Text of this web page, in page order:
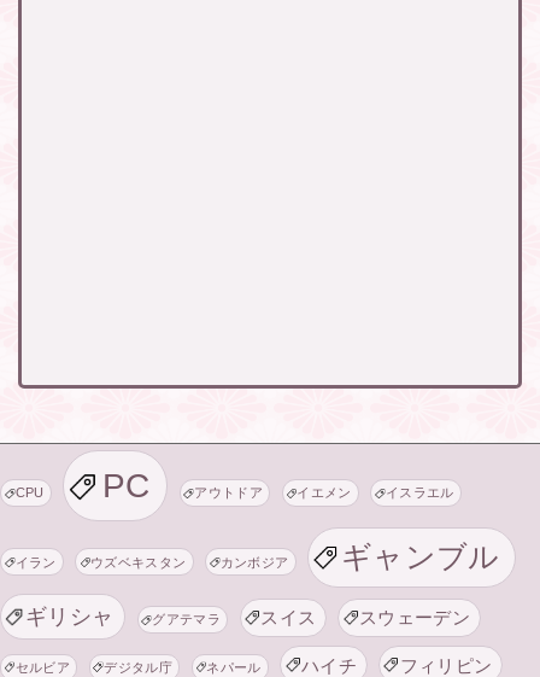
CPU PC アウトドア イエメン イスラエル
イラン ウズベキスタン カンボジア ギャンブル
ギリシャ グアテマラ スイス スウェーデン
セルビア デジタル庁 ネパール ハイチ フィリピン